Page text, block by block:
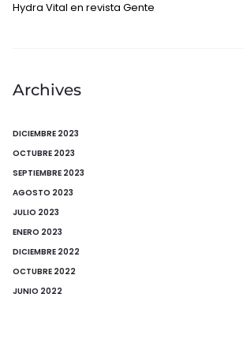
Hydra Vital en revista Gente
Archives
DICIEMBRE 2023
OCTUBRE 2023
SEPTIEMBRE 2023
AGOSTO 2023
JULIO 2023
ENERO 2023
DICIEMBRE 2022
OCTUBRE 2022
JUNIO 2022